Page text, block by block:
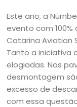
Este ano, a
evento com
Catarina Aviation
Tanto a iniciativa
elogiadas. Nos
desmontagem
excesso de
com essa